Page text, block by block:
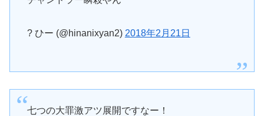
? ひー (@hinanixyan2) 2018年2月21日
七つの大罪激アツ展開ですなー！